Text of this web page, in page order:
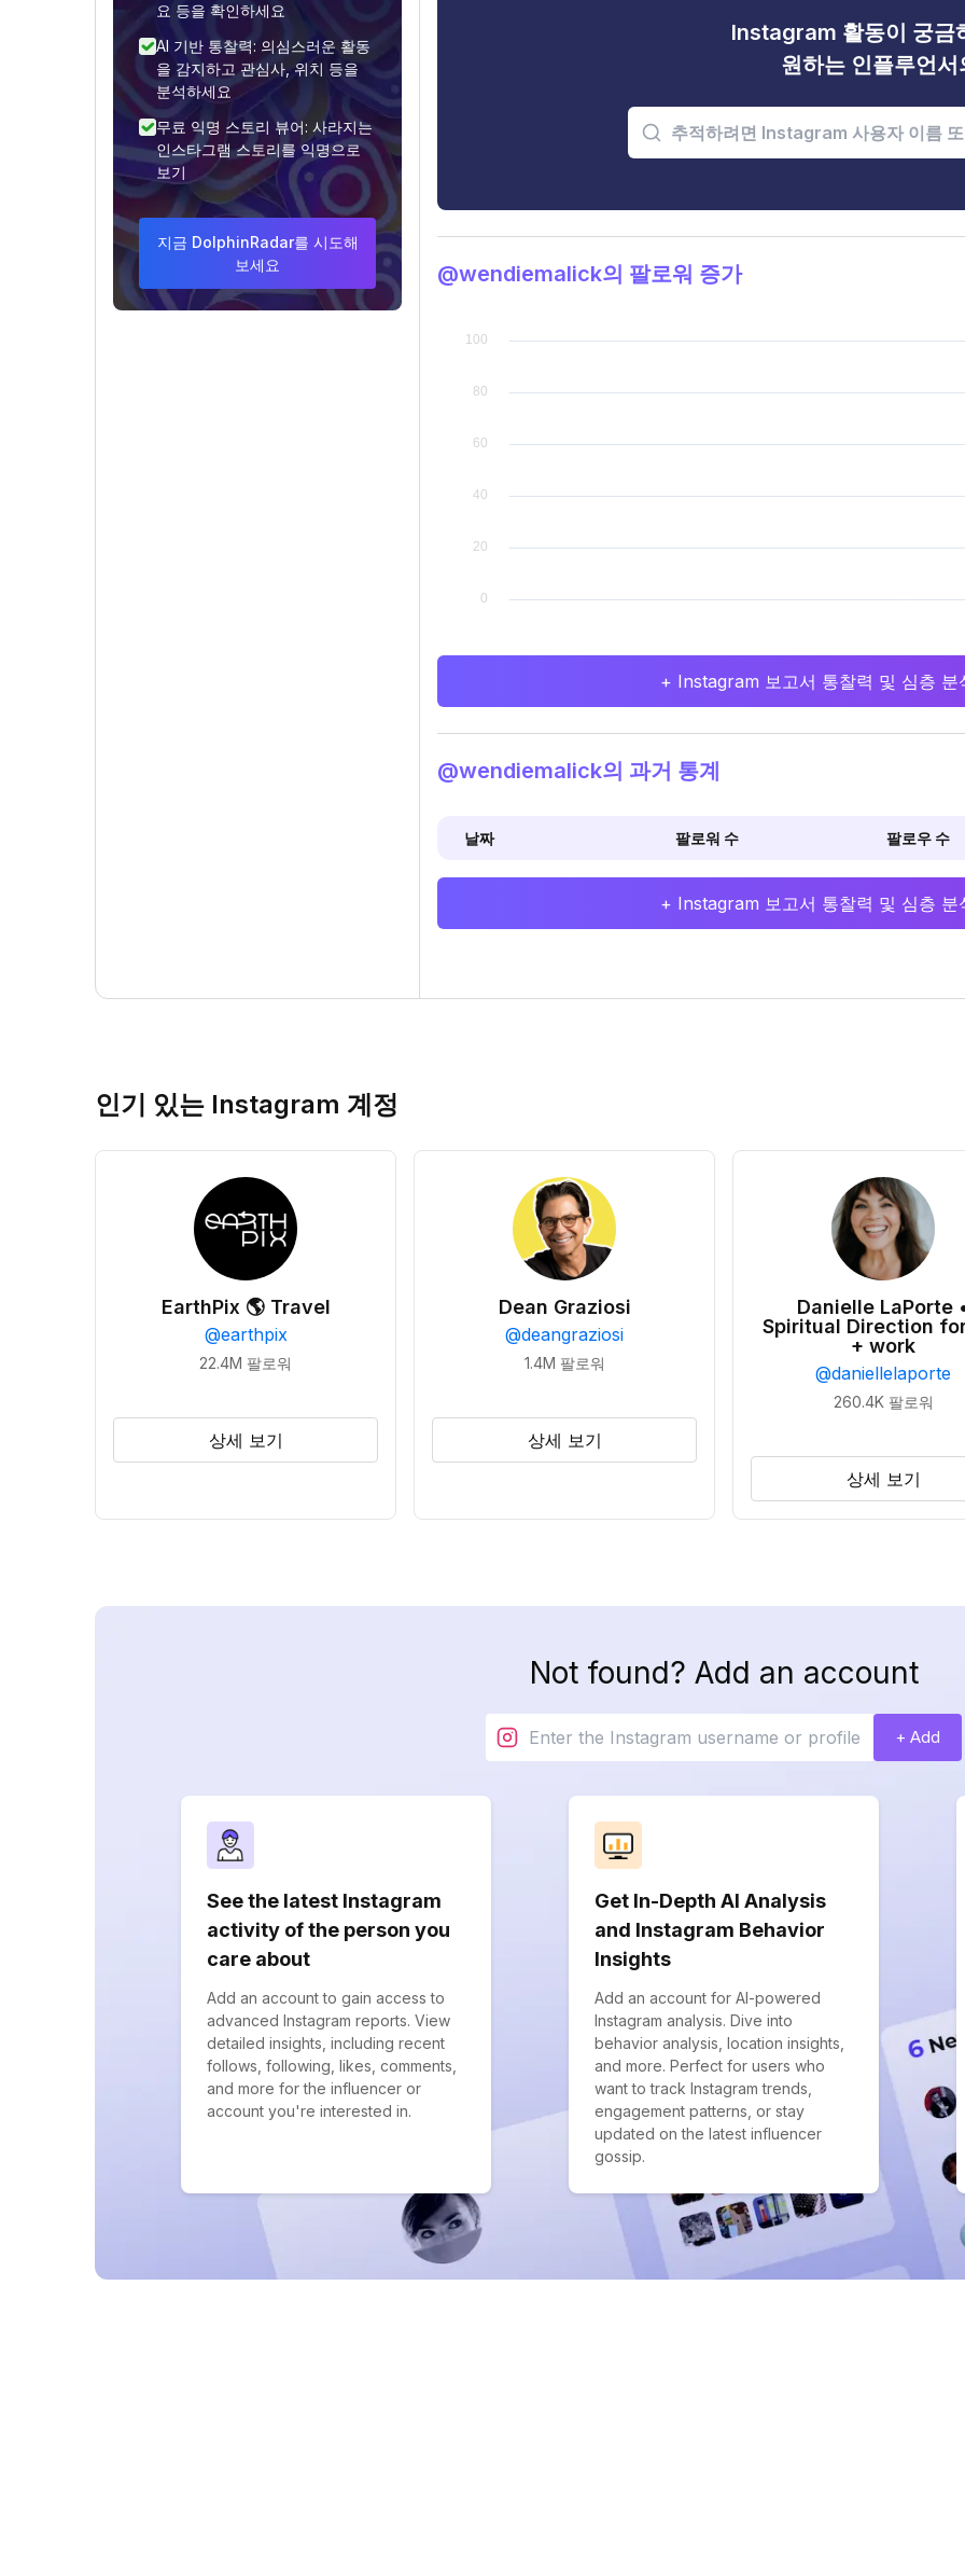
요 등을 확인하세요
AI 기반 통찰력: 의심스러운 활동
을 감지하고 관심사, 위치 등을
분석하세요
무료 익명 스토리 뷰어: 사라지는
인스타그램 스토리를 익명으로
보기
지금 DolphinRadar를 시도해
보세요
Instagram 활동이 궁금
원하는 인플루언서
@wendiemalick의 팔로워 증가
+ Instagram 보고서 통찰력 및 심층 분
@wendiemalick의 과거 통계
날짜 팔로워 수 팔로우 수
+ Instagram 보고서 통찰력 및 심층 분
인기 있는 Instagram 계정
EarthPix 🌎 Travel
@earthpix
22.4M 팔로워
상세 보기
Dean Graziosi
@deangraziosi
1.4M 팔로워
상세 보기
Danielle LaPorte
Spiritual Direction
+ work
@daniellelaporte
260.4K 팔로워
상세 보기
Not found? Add an account
+ Add
See the latest Instagram
activity of the person you
care about
Add an account to gain access to
advanced Instagram reports. View
detailed insights, including recent
follows, following, likes, comments,
and more for the influencer or
account you're interested in.
Get In-Depth AI Analysis
and Instagram Behavior
Insights
Add an account for AI-powered
Instagram analysis. Dive into
behavior analysis, location insights,
and more. Perfect for users who
want to track Instagram trends,
engagement patterns, or stay
updated on the latest influencer
gossip.